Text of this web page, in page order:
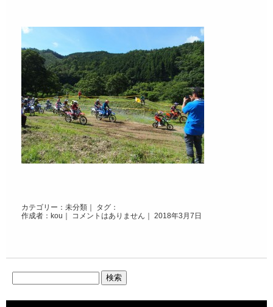
カテゴリー： 未分類 ｜ タグ：
作成者：kou｜ コメントはありません ｜ 2018年3月7日